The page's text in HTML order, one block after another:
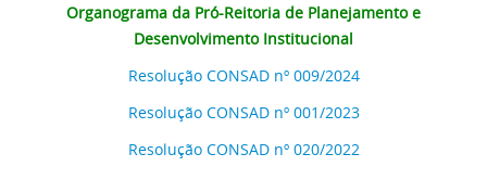
Organograma da Pró-Reitoria de Planejamento e
Desenvolvimento Institucional
Resolução CONSAD nº 009/2024
Resolução CONSAD nº 001/2023
Resolução CONSAD nº 020/2022